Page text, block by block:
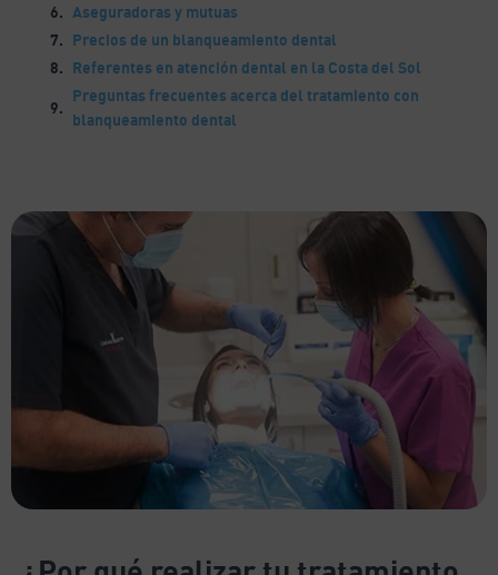
Aseguradoras y mutuas
Precios de un blanqueamiento dental
Referentes en atención dental en la Costa del Sol
Preguntas frecuentes acerca del tratamiento con
blanqueamiento dental